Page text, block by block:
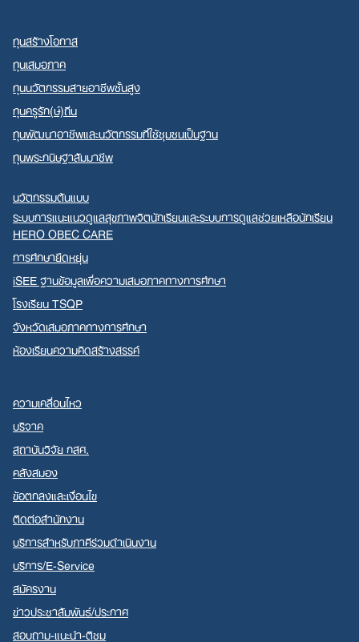
ทุนสร้างโอกาส
ทุนเสมอภาค
ทุนนวัตกรรมสายอาชีพชั้นสูง
ทุนครูรัก(ษ์)ถิ่น
ทุนพัฒนาอาชีพและนวัตกรรมที่ใช้ชุมชนเป็นฐาน
ทุนพระกนิษฐาสัมมาชีพ
นวัตกรรมต้นแบบ
ระบบการแนะแนวดูแลสุขภาพจิตนักเรียนและระบบการดูแลช่วยเหลือนักเรียน
HERO OBEC CARE
การศึกษายืดหยุ่น
iSEE ฐานข้อมูลเพื่อความเสมอภาคทางการศึกษา
โรงเรียน TSQP
จังหวัดเสมอภาคทางการศึกษา
ห้องเรียนความคิดสร้างสรรค์
ความเคลื่อนไหว
บริจาค
สถาบันวิจัย กสศ.
คลังสมอง
ข้อตกลงและเงื่อนไข
ติดต่อสำนักงาน
บริการสำหรับภาคีร่วมดำเนินงาน
บริการ/E-Service
สมัครงาน
ข่าวประชาสัมพันธ์/ประกาศ
สอบถาม-แนะนำ-ติชม